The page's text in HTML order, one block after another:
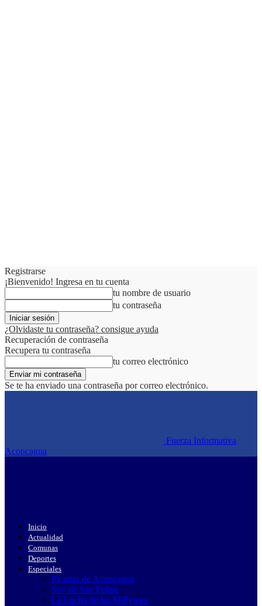
Registrarse
¡Bienvenido! Ingresa en tu cuenta
tu nombre de usuario
tu contraseña
¿Olvidaste tu contraseña? consigue ayuda
Recuperación de contraseña
Recupera tu contraseña
tu correo electrónico
Se te ha enviado una contraseña por correo electrónico.
Fuerza Informativa
Aconcagua
Inicio
Actualidad
Comunas
Deportes
Especiales
Picadas de Aconcagua
Soy de San Felipe
La Lucha de las MiPymes